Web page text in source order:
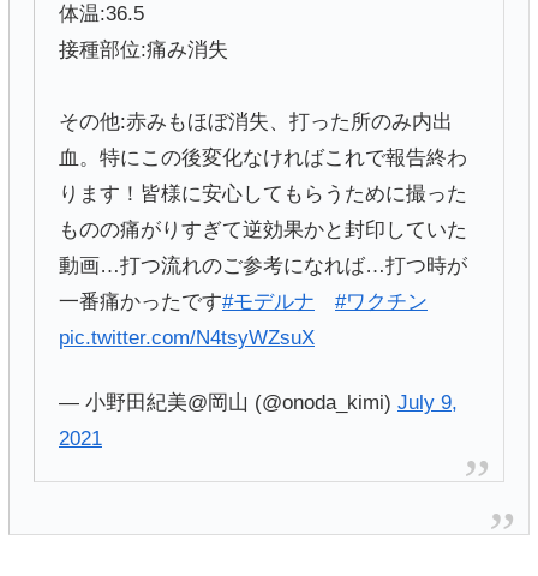
体温:36.5
接種部位:痛み消失
その他:赤みもほぼ消失、打った所のみ内出
血。特にこの後変化なければこれで報告終わ
ります！皆様に安心してもらうために撮った
ものの痛がりすぎて逆効果かと封印していた
動画…打つ流れのご参考になれば…打つ時が
一番痛かったです#モデルナ
#ワクチン
pic.twitter.com/N4tsyWZsuX
— 小野田紀美@岡山 (@onoda_kimi) July 9,
2021